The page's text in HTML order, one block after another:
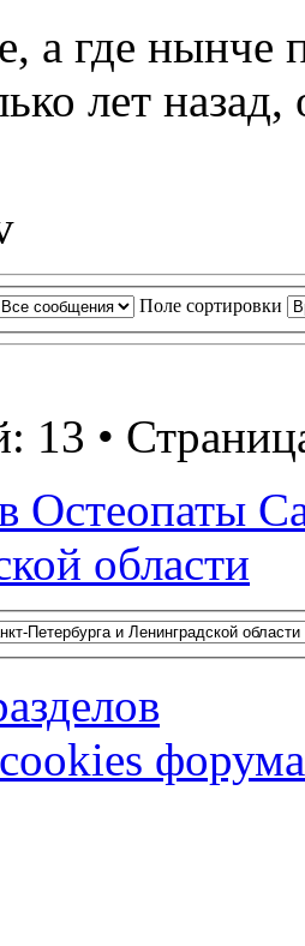
а где нынче
лет
Поле сортировки
13 •
Остеопаты
области
форума